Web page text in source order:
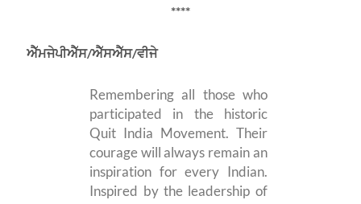
****
ਐੱਮਜੇਪੀਐੱਸ/ਐੱਸਐੱਸ/ਵੀਜੇ
Remembering all those who
participated in the historic
Quit India Movement. Their
courage will always remain an
inspiration for every Indian.
Inspired by the leadership of